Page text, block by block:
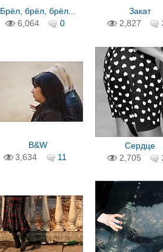
Брёл, брёл, брёл...
6,064
0
Закат
2,827
B&W
3,634
11
Сердце
2,705